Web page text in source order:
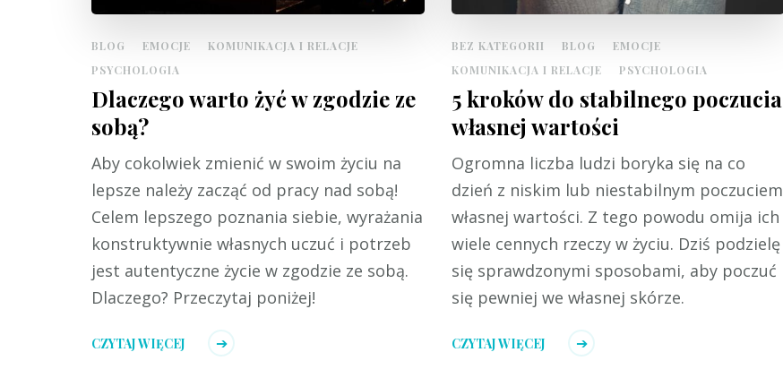
BLOG EMOCJE
KOMUNIKACJA I RELACJE
PSYCHOLOGIA
Dlaczego warto żyć w zgodzie ze
sobą?
Aby cokolwiek zmienić w swoim życiu na
lepsze należy zacząć od pracy nad sobą!
Celem lepszego poznania siebie, wyrażania
konstruktywnie własnych uczuć i potrzeb
jest autentyczne życie w zgodzie ze sobą.
Dlaczego? Przeczytaj poniżej!
CZYTAJ WIĘCEJ
BEZ KATEGORII BLOG
EMOCJE
KOMUNIKACJA I RELACJE
PSYCHOLOGIA
5 kroków do stabilnego poczucia
własnej wartości
Ogromna liczba ludzi boryka się na co
dzień z niskim lub niestabilnym poczuciem
własnej wartości. Z tego powodu omija ich
wiele cennych rzeczy w życiu. Dziś podzielę
się sprawdzonymi sposobami, aby poczuć
się pewniej we własnej skórze.
CZYTAJ WIĘCEJ